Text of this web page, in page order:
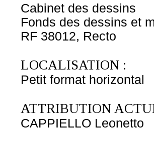
Cabinet des dessins
Fonds des dessins et
RF 38012, Recto
LOCALISATION :
Petit format horizontal
ATTRIBUTION
CAPPIELLO Leonetto